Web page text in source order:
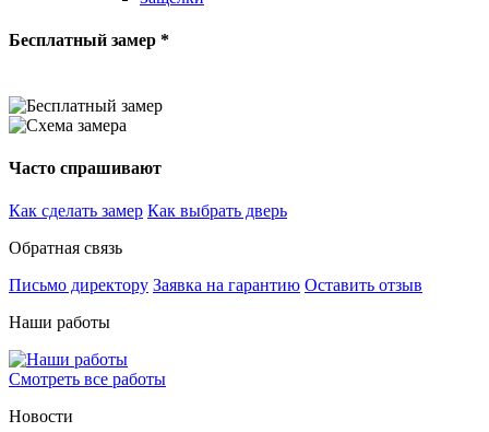
Бесплатный замер *
Часто спрашивают
Как сделать замер Как выбрать дверь
Обратная связь
Письмо директору Заявка на гарантию Оставить отзыв
Наши работы
Смотреть все работы
Новости